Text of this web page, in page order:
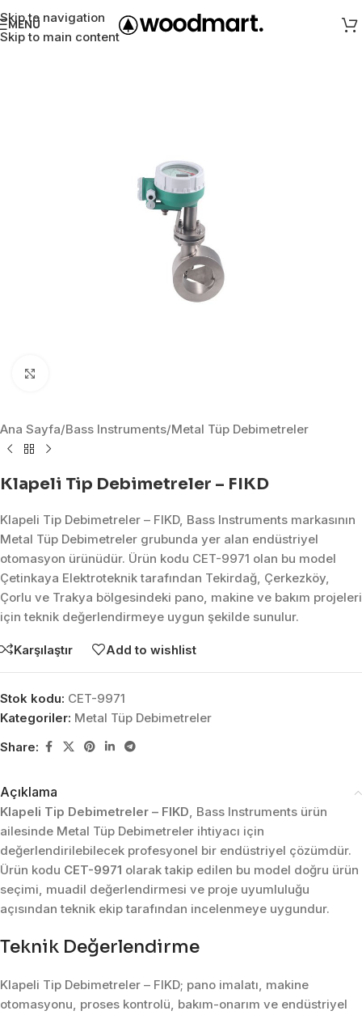
Skip to navigation
Skip to main content
MENÜ
Ana Sayfa/Bass Instruments/Metal Tüp Debimetreler
Klapeli Tip Debimetreler – FIKD
Klapeli Tip Debimetreler – FIKD, Bass Instruments markasının
Metal Tüp Debimetreler grubunda yer alan endüstriyel
otomasyon ürünüdür. Ürün kodu CET-9971 olan bu model
Çetinkaya Elektroteknik tarafından Tekirdağ, Çerkezköy,
Çorlu ve Trakya bölgesindeki pano, makine ve bakım projeleri
için teknik değerlendirmeye uygun şekilde sunulur.
Karşılaştır Add to wishlist
Stok kodu: CET-9971
Kategoriler: Metal Tüp Debimetreler
Share:
Açıklama
Klapeli Tip Debimetreler – FIKD, Bass Instruments ürün
ailesinde Metal Tüp Debimetreler ihtiyacı için
değerlendirilebilecek profesyonel bir endüstriyel çözümdür.
Ürün kodu CET-9971 olarak takip edilen bu model doğru ürün
seçimi, muadil değerlendirmesi ve proje uyumluluğu
açısından teknik ekip tarafından incelenmeye uygundur.
Teknik Değerlendirme
Klapeli Tip Debimetreler – FIKD; pano imalatı, makine
otomasyonu, proses kontrolü, bakım-onarım ve endüstriyel